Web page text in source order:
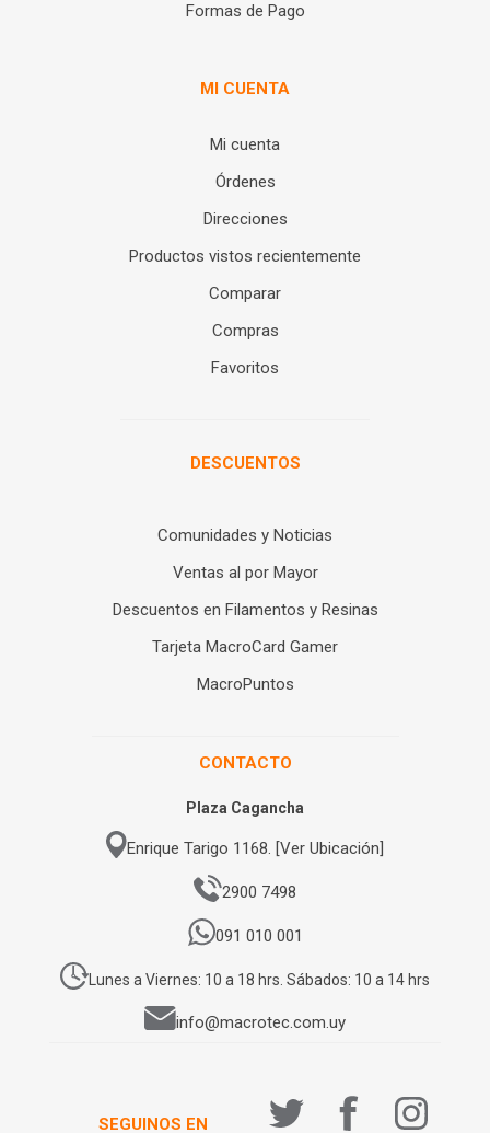
Formas de Pago
MI CUENTA
Mi cuenta
Órdenes
Direcciones
Productos vistos recientemente
Comparar
Compras
Favoritos
DESCUENTOS
Comunidades y Noticias
Ventas al por Mayor
Descuentos en Filamentos y Resinas
Tarjeta MacroCard Gamer
MacroPuntos
CONTACTO
Plaza Cagancha
Enrique Tarigo 1168. [Ver Ubicación]
2900 7498
091 010 001
Lunes a Viernes: 10 a 18 hrs. Sábados: 10 a 14 hrs
info@macrotec.com.uy
SEGUINOS EN